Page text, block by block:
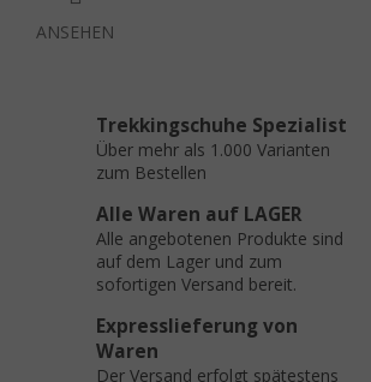
ANSEHEN
Trekkingschuhe Spezialist
Über mehr als 1.000 Varianten
zum Bestellen
Alle Waren auf LAGER
Alle angebotenen Produkte sind
auf dem Lager und zum
sofortigen Versand bereit.
Expresslieferung von
Waren
Der Versand erfolgt spätestens